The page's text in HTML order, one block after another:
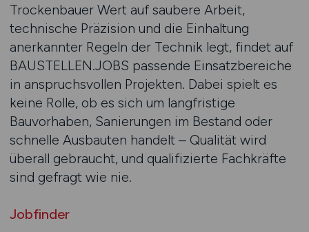
Trockenbauer Wert auf saubere Arbeit,
technische Präzision und die Einhaltung
anerkannter Regeln der Technik legt, findet auf
BAUSTELLEN.JOBS passende Einsatzbereiche
in anspruchsvollen Projekten. Dabei spielt es
keine Rolle, ob es sich um langfristige
Bauvorhaben, Sanierungen im Bestand oder
schnelle Ausbauten handelt – Qualität wird
überall gebraucht, und qualifizierte Fachkräfte
sind gefragt wie nie.
Jobfinder